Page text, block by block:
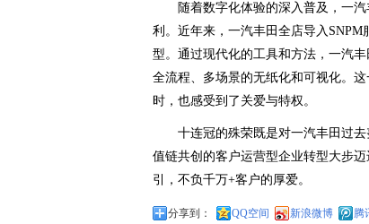
随着数字化体验的深入普及，一
利。近年来，一汽丰田全店导入
型。通过现代化的工具和方法，一汽
全流程、多场景的无纸化和可视化。
时，也感受到了关爱与特权。
十连冠的殊荣既是对一汽丰田过
值链共创的客户运营型企业转型大步
引，不负千万+客户的厚爱。
分享到： QQ空间 新浪微博 腾